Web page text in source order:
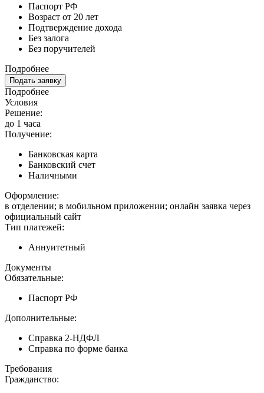
Паспорт РФ
Возраст от 20 лет
Подтверждение дохода
Без залога
Без поручителей
Подробнее
Подать заявку
Подробнее
Условия
Решение:
до 1 часа
Получение:
Банковская карта
Банковский счет
Наличными
Оформление:
в отделении; в мобильном приложении; онлайн заявка через
официальный сайт
Тип платежей:
Аннуитетный
Документы
Обязательные:
Паспорт РФ
Дополнительные:
Справка 2-НДФЛ
Справка по форме банка
Требования
Гражданство: